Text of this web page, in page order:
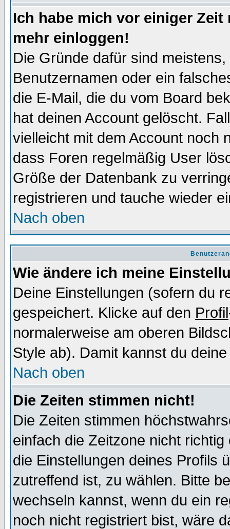
Ich habe mich vor einiger
mehr einloggen!
Die Gründe dafür sind
Benutzernamen oder ein
die E-Mail, die du vom Board
hat deinen Account gelöscht.
vielleicht mit dem Account noch
dass Foren regelmäßig User
Größe der Datenbank zu
registrieren und tauche wieder
Nach oben
Wie ändere ich meine
Deine Einstellungen (sofern du
gespeichert. Klicke auf den Profil
normalerweise am oberen
Style ab). Damit kannst du
Nach oben
Die Zeiten stimmen nicht!
Die Zeiten stimmen
einfach die Zeitzone nicht
die Einstellungen deines Profils
zutreffend ist, zu wählen. Bitte
wechseln kannst, wenn du ein
noch nicht registriert bist, wäre